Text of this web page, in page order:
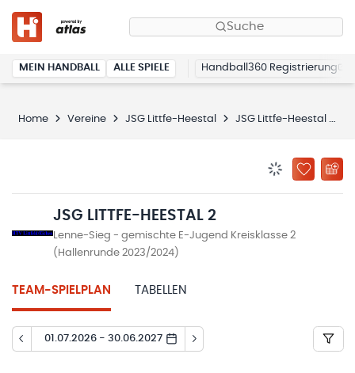
Suche
MEIN HANDBALL ALLE SPIELE Handball360 Registrierung
Home Vereine JSG Littfe-Heestal JSG Littfe-Heestal 2
ZU
JSG LITTFE-HEESTAL 2
Lenne-Sieg - gemischte E-Jugend Kreisklasse 2
(Hallenrunde 2023/2024)
TEAM-SPIELPLAN TABELLEN
01.07.2026 - 30.06.2027